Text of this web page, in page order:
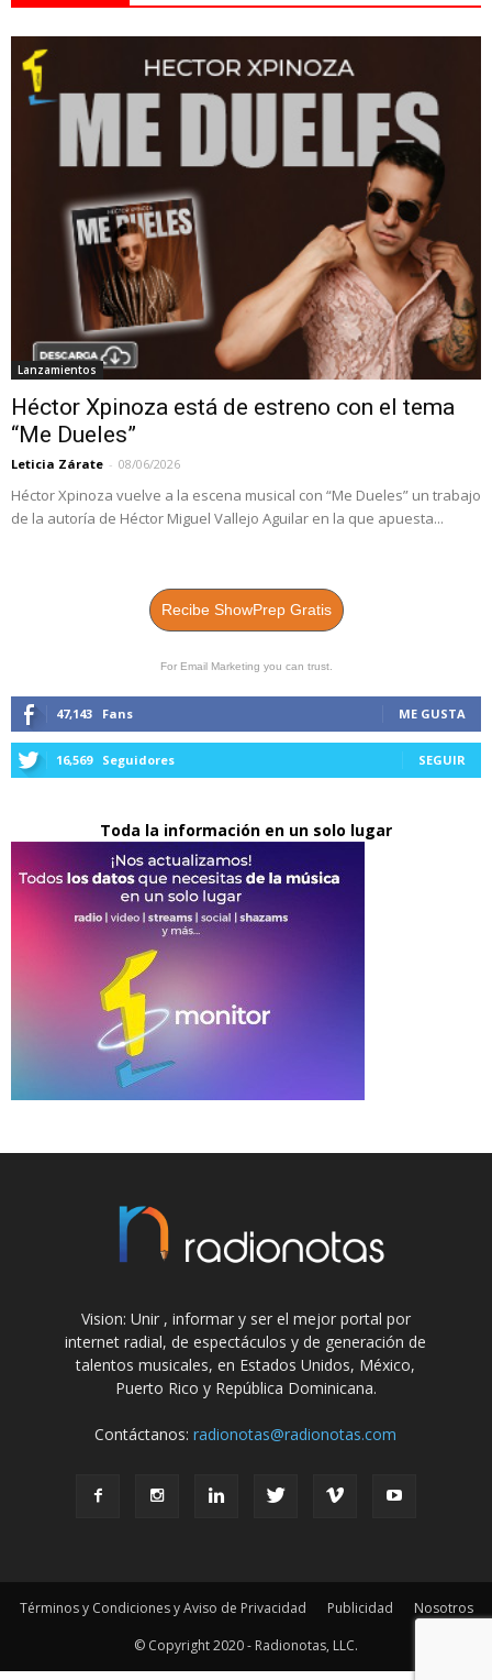
Lanzamientos
Héctor Xpinoza está de estreno con el tema
“Me Dueles”
Leticia Zárate - 08/06/2026
Héctor Xpinoza vuelve a la escena musical con “Me Dueles” un trabajo
de la autoría de Héctor Miguel Vallejo Aguilar en la que apuesta...
Recibe ShowPrep Gratis
For Email Marketing you can trust.
47,143 Fans ME GUSTA
16,569 Seguidores SEGUIR
Toda la información en un solo lugar
Vision: Unir , informar y ser el mejor portal por
internet radial, de espectáculos y de generación de
talentos musicales, en Estados Unidos, México,
Puerto Rico y República Dominicana.
Contáctanos:radionotas@radionotas.com
Términos y Condiciones y Aviso de Privacidad Publicidad
Nosotros
© Copyright 2020 - Radionotas, LLC.